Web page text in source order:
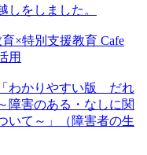
しをしました。
×特別支援教育 Cafe
用
わかりやすい版 だれ
害のある・なしに関
いて～」（障害者の生